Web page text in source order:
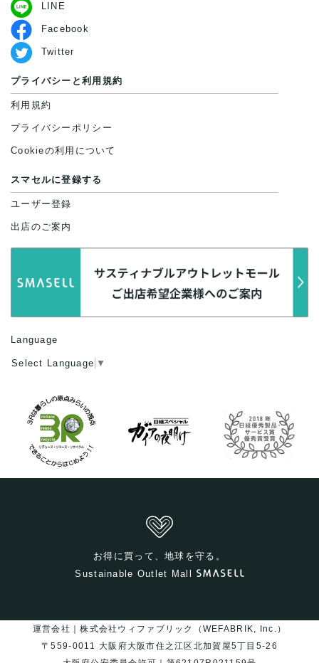
LINE
Facebook
Twitter
プライバシーと利用規約
利用規約
プライバシーポリシー
Cookieの利用について
スマセルに登録する
ユーザー登録
出店のご案内
Language
Select Language ▼
お得に買って、地球を守る。
Sustainable Outlet Mall
運営会社｜株式会社ウィファブリック（WEFABRIK, Inc.）
〒559-0011 大阪府大阪市住之江区北加賀屋5丁目5-26